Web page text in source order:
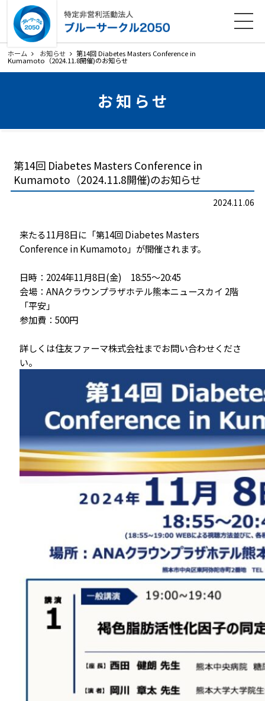
ホーム お知らせ 第14回 Diabetes Masters Conference in
Kumamoto（2024.11.8開催)のお知らせ
お知らせ
第14回 Diabetes Masters Conference in
Kumamoto（2024.11.8開催)のお知らせ
2024.11.06
来たる11月8日に「第14回 Diabetes Masters
Conference in Kumamoto」が開催されます。
日時：2024年11月8日(金) 18:55～20:45
会場：ANAクラウンプラザホテル熊本ニュースカイ 2階
「平安」
参加費：500円
詳しくは住友ファーマ株式会社までお問い合わせくださ
い。
ホーム
活動内容 各種ダウンロード
会員募集 お知らせ
サイトマップ